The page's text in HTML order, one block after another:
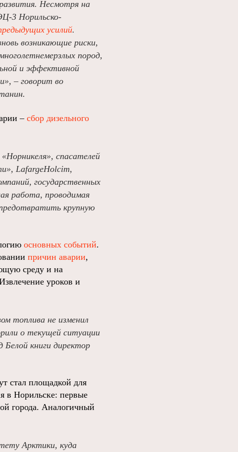
Несмотря на
3 Норильско-
усилий.
возникающие риски,
пород,
и эффективной
– говорит во
– сбор дизельного
спасателей
LafargeHolcim,
государственных
работа, проводимая
крупную
основных событий.
причин аварии,
среду и на
уроков и
топлива не изменил
о текущей ситуации
Белой книги директор
стал площадкой для
в Норильске: первые
города. Аналогичный
Арктики, куда